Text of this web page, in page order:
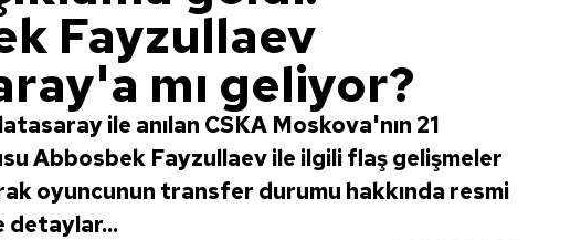
Fayzullaev
mı geliyor?
ile anılan CSKA Moskova'nın 21
Abbosbek Fayzullaev ile ilgili flaş gelişmeler
oyuncunun transfer durumu hakkında resmi
detaylar...